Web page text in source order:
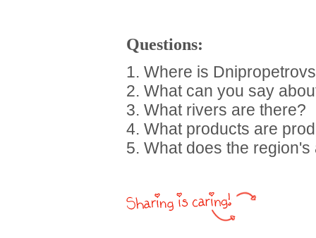
Questions:
1. Where is
2. What can you say
3. What rivers are there?
4. What products are
5. What does the